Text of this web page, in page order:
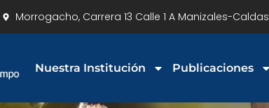
Morrogacho, Carrera 13 Calle 1 A Manizales-Caldas
Nuestra Institución Publicaciones